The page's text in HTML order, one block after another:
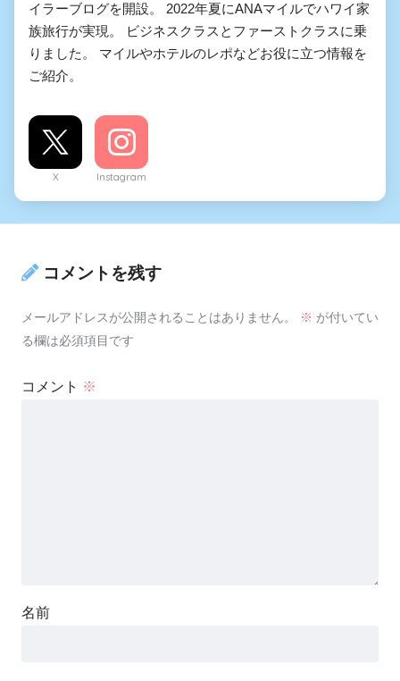
イラーブログを開設。 2022年夏にANAマイルでハワイ家
族旅行が実現。 ビジネスクラスとファーストクラスに乗
りました。 マイルやホテルのレポなどお役に立つ情報を
ご紹介。
X Instagram
コメントを残す
メールアドレスが公開されることはありません。 ※ が付いてい
る欄は必須項目です
コメント ※
名前